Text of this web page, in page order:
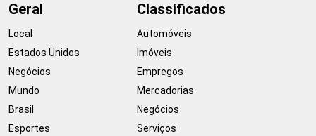
Geral
Local
Estados Unidos
Negócios
Mundo
Brasil
Esportes
Classificados
Automóveis
Imóveis
Empregos
Mercadorias
Negócios
Serviços